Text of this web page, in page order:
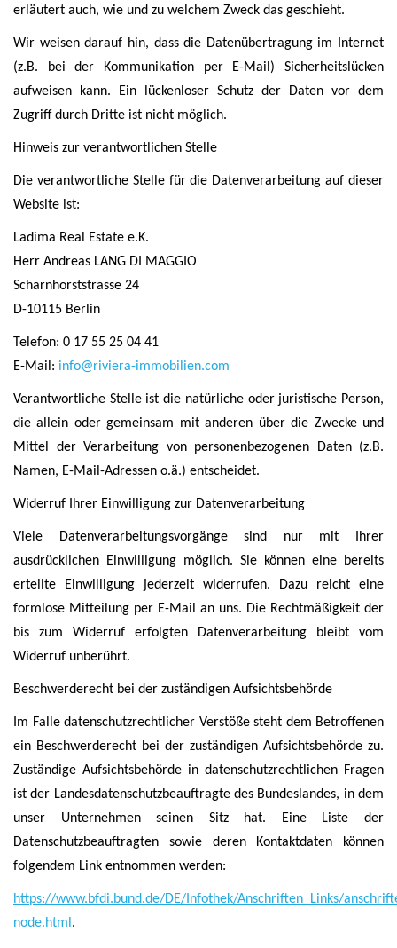
erläutert auch, wie und zu welchem Zweck das geschieht.
Wir weisen darauf hin, dass die Datenübertragung im Internet
(z.B. bei der Kommunikation per E-Mail) Sicherheitslücken
aufweisen kann. Ein lückenloser Schutz der Daten vor dem
Zugriff durch Dritte ist nicht möglich.
Hinweis zur verantwortlichen Stelle
Die verantwortliche Stelle für die Datenverarbeitung auf dieser
Website ist:
Ladima Real Estate e.K.
Herr Andreas LANG DI MAGGIO
Scharnhorststrasse 24
D-10115 Berlin
Telefon: 0 17 55 25 04 41
E-Mail: info@riviera-immobilien.com
Verantwortliche Stelle ist die natürliche oder juristische Person,
die allein oder gemeinsam mit anderen über die Zwecke und
Mittel der Verarbeitung von personenbezogenen Daten (z.B.
Namen, E-Mail-Adressen o.ä.) entscheidet.
Widerruf Ihrer Einwilligung zur Datenverarbeitung
Viele Datenverarbeitungsvorgänge sind nur mit Ihrer
ausdrücklichen Einwilligung möglich. Sie können eine bereits
erteilte Einwilligung jederzeit widerrufen. Dazu reicht eine
formlose Mitteilung per E-Mail an uns. Die Rechtmäßigkeit der
bis zum Widerruf erfolgten Datenverarbeitung bleibt vom
Widerruf unberührt.
Beschwerderecht bei der zuständigen Aufsichtsbehörde
Im Falle datenschutzrechtlicher Verstöße steht dem Betroffenen
ein Beschwerderecht bei der zuständigen Aufsichtsbehörde zu.
Zuständige Aufsichtsbehörde in datenschutzrechtlichen Fragen
ist der Landesdatenschutzbeauftragte des Bundeslandes, in dem
unser Unternehmen seinen Sitz hat. Eine Liste der
Datenschutzbeauftragten sowie deren Kontaktdaten können
folgendem Link entnommen werden:
https://www.bfdi.bund.de/DE/Infothek/Anschriften_Links/
node.html .